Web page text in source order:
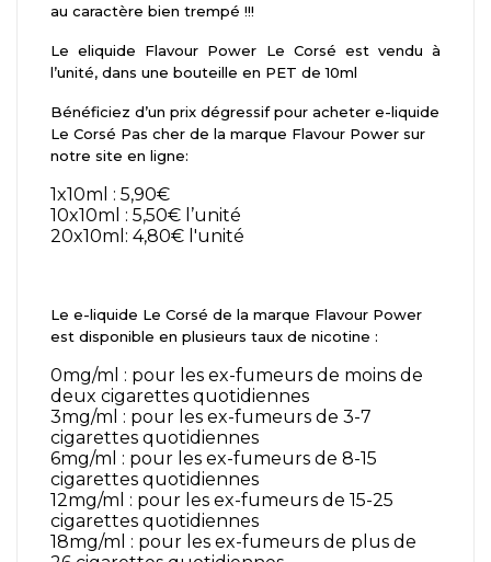
au caractère bien trempé !!!
Le eliquide Flavour Power Le Corsé est vendu à
l’unité, dans une bouteille en PET de 10ml
Bénéficiez d’un prix dégressif pour acheter e-liquide
Le Corsé Pas cher de la marque Flavour Power sur
notre site en ligne:
1x10ml : 5,90€
10x10ml : 5,50€ l’unité
20x10ml: 4,80€ l'unité
Le e-liquide Le Corsé de la marque Flavour Power
est disponible en plusieurs taux de nicotine :
0mg/ml : pour les ex-fumeurs de moins de
deux cigarettes quotidiennes
3mg/ml : pour les ex-fumeurs de 3-7
cigarettes quotidiennes
6mg/ml : pour les ex-fumeurs de 8-15
cigarettes quotidiennes
12mg/ml : pour les ex-fumeurs de 15-25
cigarettes quotidiennes
18mg/ml : pour les ex-fumeurs de plus de